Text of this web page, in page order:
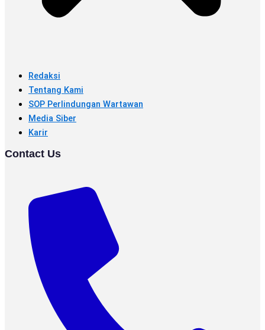
Redaksi
Tentang Kami
SOP Perlindungan Wartawan
Media Siber
Karir
Contact Us